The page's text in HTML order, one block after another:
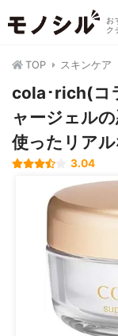
お
ク
TOP スキンケア
cola･rich(コ
ャージェル
使ったリア
3.04